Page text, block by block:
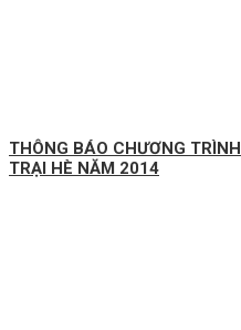
THÔNG BÁO CHƯƠNG TRÌNH
TRẠI HÈ NĂM 2014